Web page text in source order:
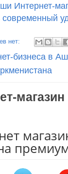
Интернет-
современный
нет:
бизнеса в